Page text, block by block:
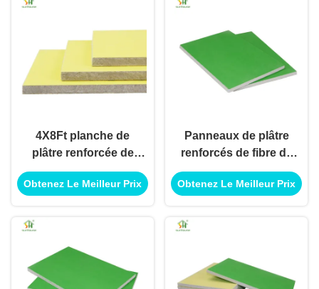
4X8Ft planche de
plâtre renforcée de
fibres de verre
résistant à l'eau pour
Obtenez Le Meilleur Prix
Panneaux de plâtre
renforcés de fibre de
verre résistant au feu
Panneaux de plâtre
Obtenez Le Meilleur Prix